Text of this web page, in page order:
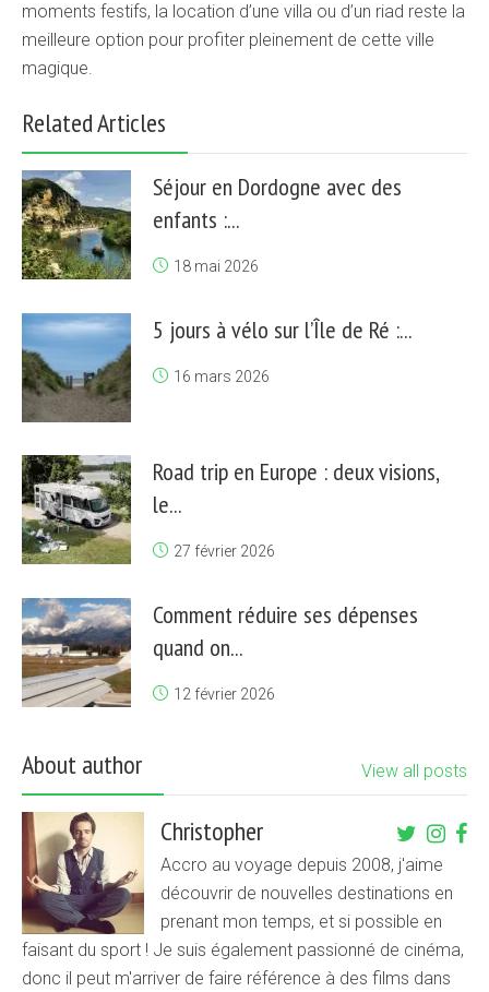
moments festifs, la location d’une villa ou d’un riad reste la
meilleure option pour profiter pleinement de cette ville
magique.
Related Articles
Séjour en Dordogne avec des
enfants :...
18 mai 2026
5 jours à vélo sur l’Île de Ré :...
16 mars 2026
Road trip en Europe : deux visions,
le...
27 février 2026
Comment réduire ses dépenses
quand on...
12 février 2026
About author View all posts
Christopher
Accro au voyage depuis 2008, j'aime
découvrir de nouvelles destinations en
prenant mon temps, et si possible en
faisant du sport ! Je suis également passionné de cinéma,
donc il peut m'arriver de faire référence à des films dans